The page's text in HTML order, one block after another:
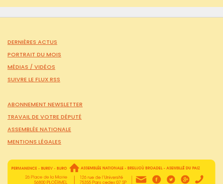
DERNIÈRES ACTUS
PORTRAIT DU MOIS
MÉDIAS / VIDÉOS
SUIVRE LE FLUX RSS
ABONNEMENT NEWSLETTER
TRAVAIL DE VOTRE DÉPUTÉ
ASSEMBLÉE NATIONALE
MENTIONS LÉGALES